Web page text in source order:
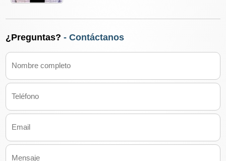
¿Preguntas? - Contáctanos